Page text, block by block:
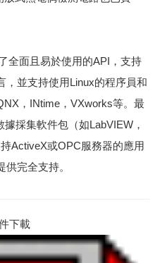
全面且易於使用的API，支持
，並支持使用Linux的程序員和
，INtime，VXworks等。 最
採集軟件包（如LabVIEW，
ActiveX或OPC服務器的應用
完全支持。
下載